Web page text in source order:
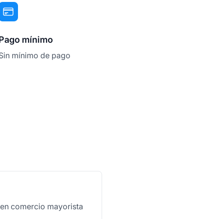
mínimo
mínimo de pago
comercio mayorista